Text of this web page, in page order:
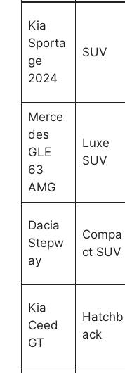
Kia
Sporta
ge
2024
SUV
Merce
des
GLE
63
AMG
Luxe
SUV
Dacia
Stepw
ay
Compa
ct SUV
Kia
Ceed
GT
Hatchb
ack